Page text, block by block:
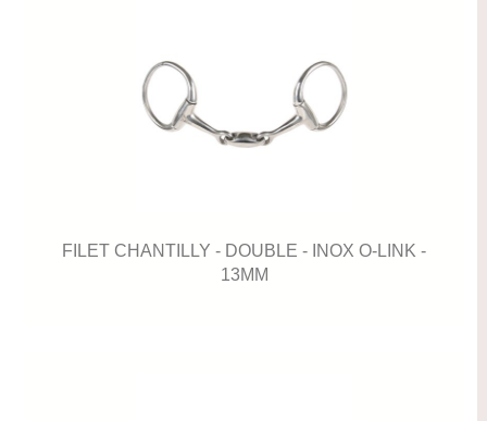
FILET CHANTILLY - DOUBLE - INOX O-LINK -
13MM